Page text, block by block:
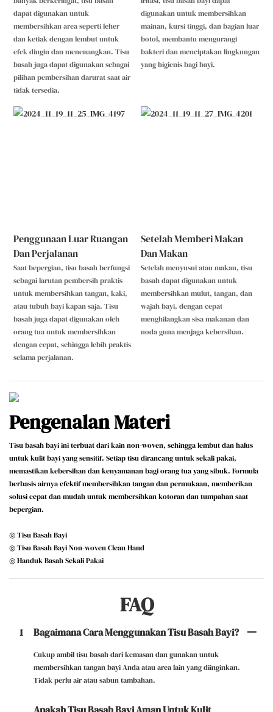
dapat digunakan untuk
membersihkan area seperti leher
dan ketiak dengan lembut untuk
efek dingin dan menenangkan. Tisu
basah juga dapat digunakan sebagai
pilihan pembersihan darurat saat air
tidak tersedia.
digunakan untuk membersihkan
mainan, kursi tinggi, dan bagian luar
botol, membantu mengurangi
bakteri dan menciptakan lingkungan
yang higienis bagi bayi.
Penggunaan Luar Ruangan
Dan Perjalanan
Saat bepergian, tisu basah berfungsi
sebagai larutan pembersih praktis
untuk membersihkan tangan, kaki,
atau tubuh bayi kapan saja. Tisu
basah juga dapat digunakan oleh
orang tua untuk membersihkan
dengan cepat, sehingga lebih praktis
selama perjalanan.
Setelah Memberi Makan
Dan Makan
Setelah menyusui atau makan, tisu
basah dapat digunakan untuk
membersihkan mulut, tangan, dan
wajah bayi, dengan cepat
menghilangkan sisa makanan dan
noda guna menjaga kebersihan.
Pengenalan Materi
Tisu basah bayi ini terbuat dari kain non-woven, sehingga lembut dan halus
untuk kulit bayi yang sensitif. Setiap tisu dirancang untuk sekali pakai,
memastikan kebersihan dan kenyamanan bagi orang tua yang sibuk. Formula
berbasis airnya efektif membersihkan tangan dan permukaan, memberikan
solusi cepat dan mudah untuk membersihkan kotoran dan tumpahan saat
bepergian.
◎ Tisu Basah Bayi
◎ Tisu Basah Bayi Non-woven Clean Hand
◎ Handuk Basah Sekali Pakai
FAQ
1 Bagaimana Cara Menggunakan Tisu Basah Bayi?
Cukup ambil tisu basah dari kemasan dan gunakan untuk
membersihkan tangan bayi Anda atau area lain yang diinginkan.
Tidak perlu air atau sabun tambahan.